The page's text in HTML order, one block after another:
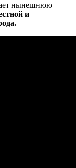
нынешнюю
и